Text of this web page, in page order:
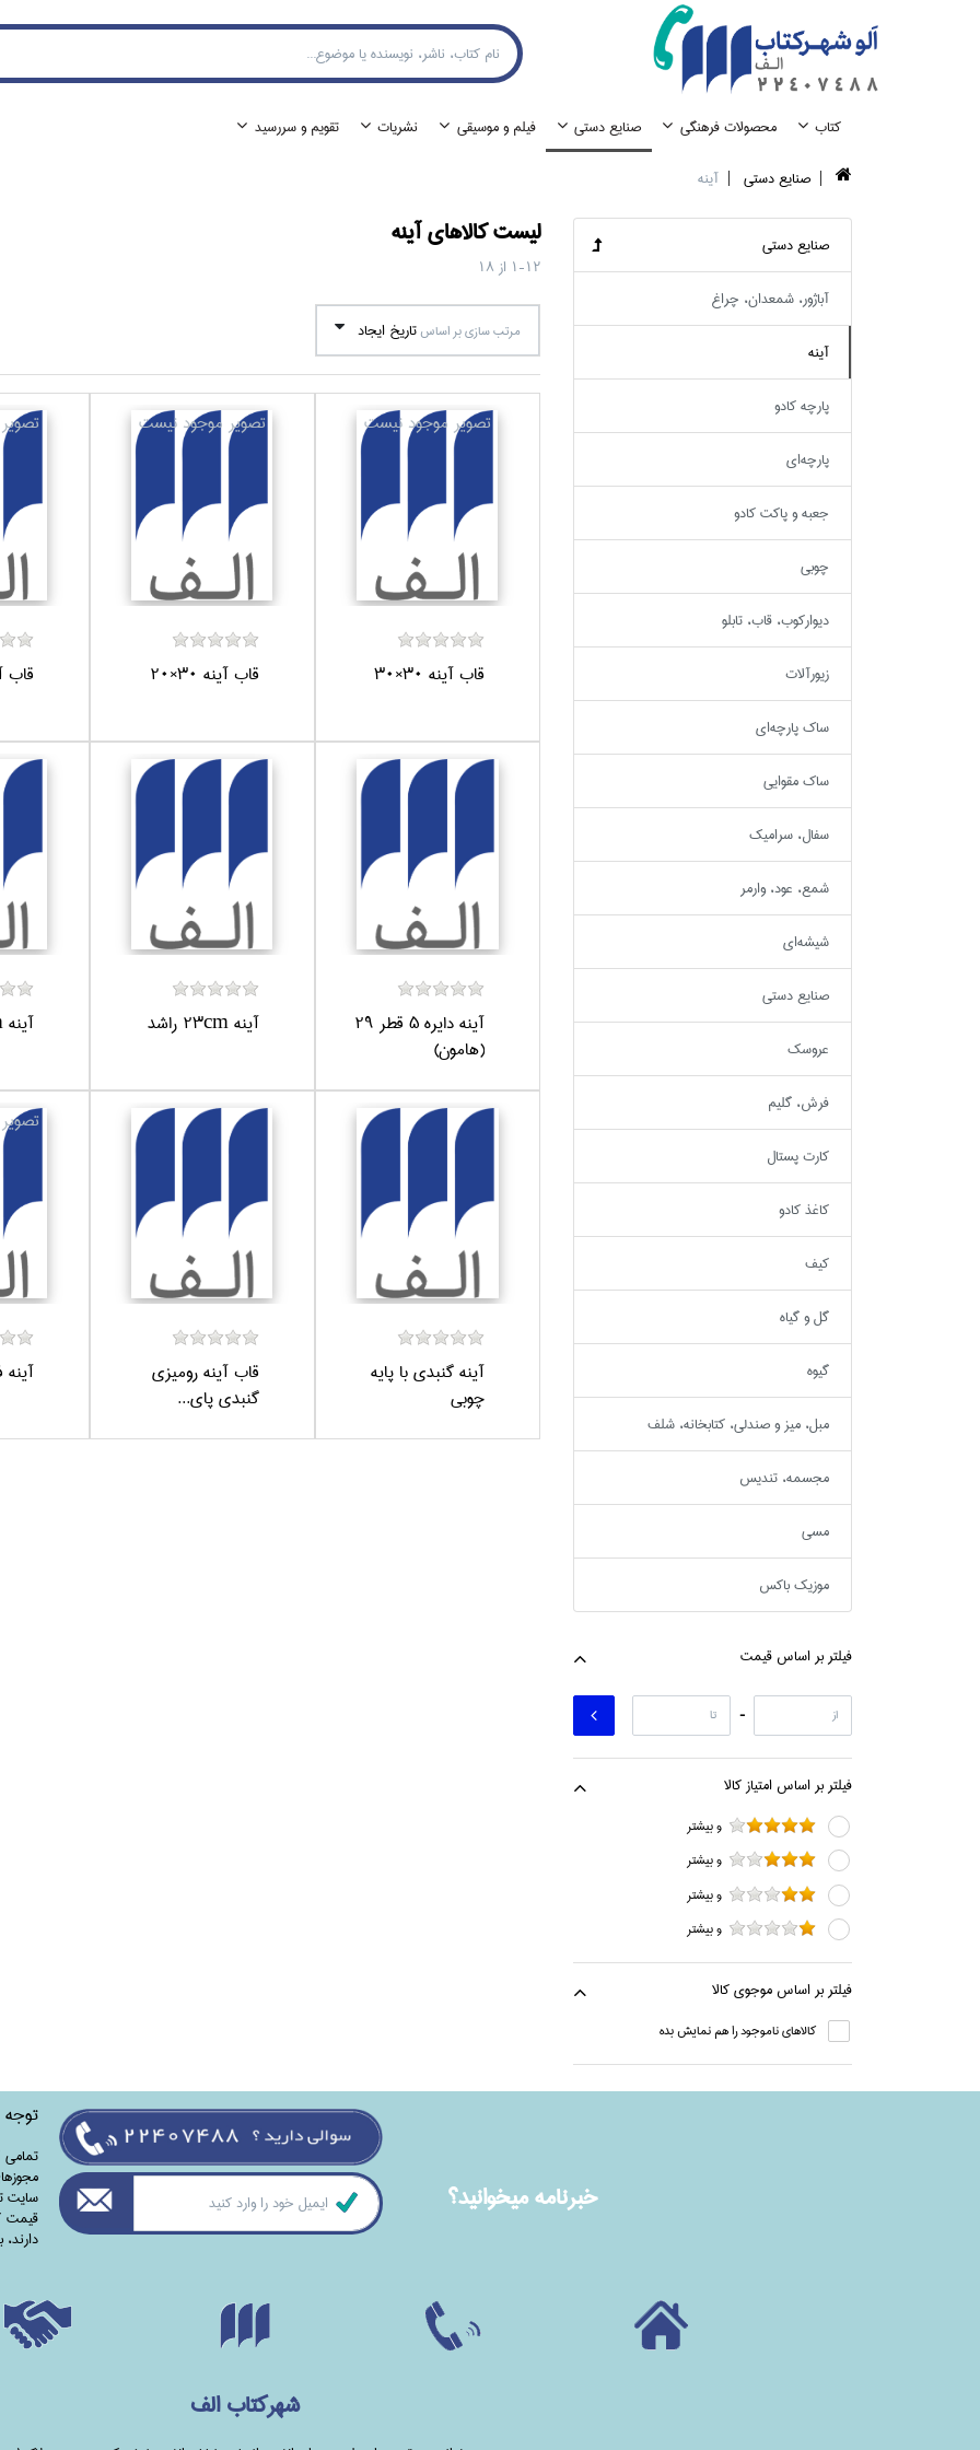
كتاب محصولات فرهنگي صنايع دستي فيلم و موسيقي نشريات
تقويم و سررسيد
صنايع دستي
آينه
صنايع دستي
آباژور، شمعدان، چراغ
آينه
پارچه كادو
پارچه‌اي
جعبه و پاكت كادو
چوبي
ديواركوب، قاب، تابلو
زيورآلات
ساك پارچه‌اي
ساك مقوايي
سفال، سراميك
شمع، عود، وارمر
شيشه‌اي
صنايع دستي
عروسك
فرش، گليم
كارت پستال
كاغذ كادو
كيف
گل و گياه
گيوه
مبل، ميز و صندلي، كتابخانه، شلف
مجسمه، تنديس
مسي
موزيك باكس
فيلتر بر اساس قيمت
-
فيلتر بر اساس امتياز كالا
و بيشتر
و بيشتر
و بيشتر
و بيشتر
فيلتر بر اساس موجوي كالا
كالاهاي ناموجود را هم نمايش بده
ليست کالا‌هايآينه
1-12 از 18
مرتب سازي بر اساس تاريخ ايجاد
قاب آينه 30×30 قاب آينه 30×20 قاب
آينه دايره 5 قطر 29
(هامون)
آينه 23cm راشد آينه 34cm راشد
آينه گنبدي با پايه
چوبي
قاب آينه روميزي
گنبدي پاي...
خبرنامه ميخوانيد؟
توجه
سایت
قیمت
شهرکتاب الف